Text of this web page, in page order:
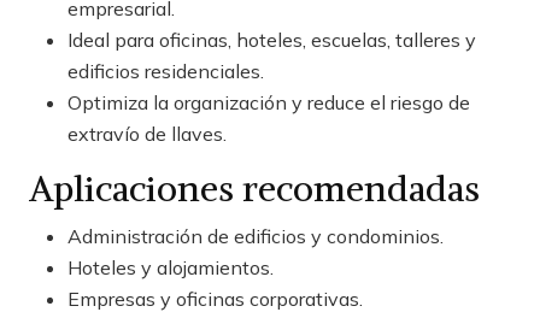
empresarial.
Ideal para oficinas, hoteles, escuelas, talleres y
edificios residenciales.
Optimiza la organización y reduce el riesgo de
extravío de llaves.
Aplicaciones recomendadas
Administración de edificios y condominios.
Hoteles y alojamientos.
Empresas y oficinas corporativas.